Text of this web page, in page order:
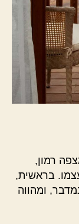
רמון,
בראשית,
ומהווה